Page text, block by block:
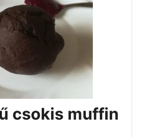
csokis muffin